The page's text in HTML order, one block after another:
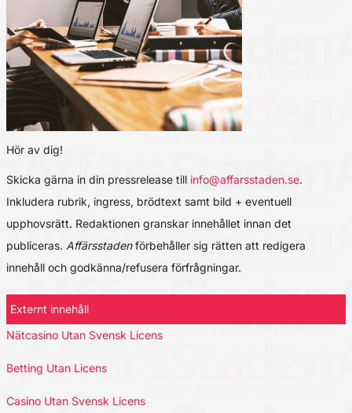
Hör av dig!
Skicka gärna in din pressrelease till info@affarsstaden.se.
Inkludera rubrik, ingress, brödtext samt bild + eventuell
upphovsrätt. Redaktionen granskar innehållet innan det
publiceras. Affärsstadenförbehåller sig rätten att redigera
innehåll och godkänna/refusera förfrågningar.
Externt innehåll
Nätcasino Utan Svensk Licens
Betting Utan Licens
Casino Utan Svensk Licens